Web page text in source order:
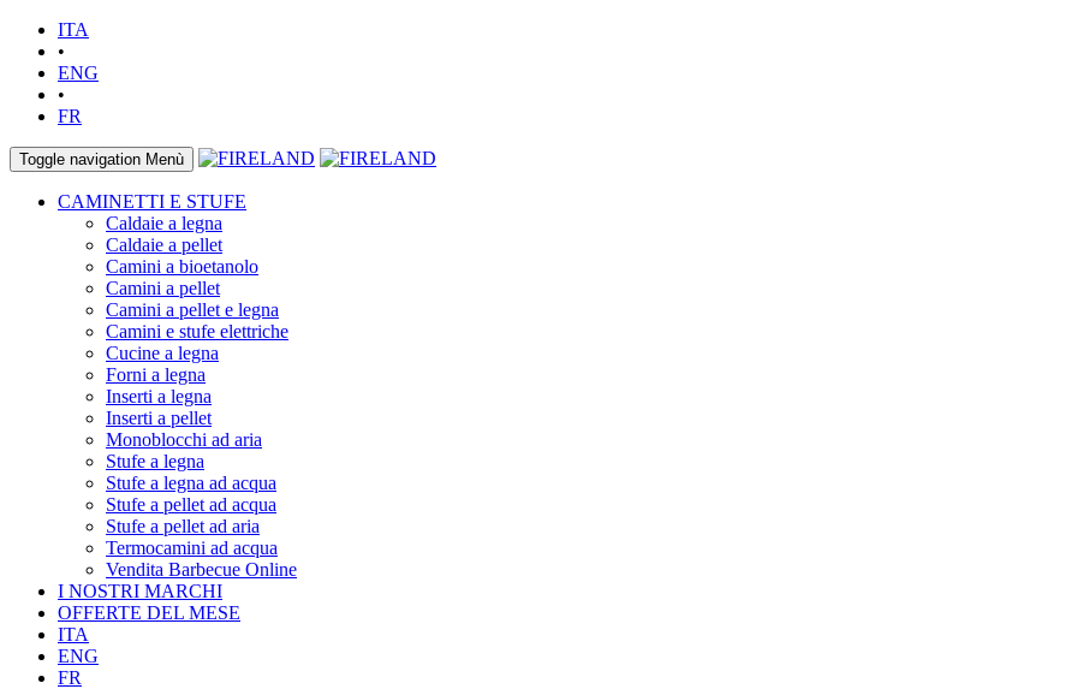
ITA
•
ENG
•
FR
Toggle navigation Menù
CAMINETTI E STUFE
Caldaie a legna
Caldaie a pellet
Camini a bioetanolo
Camini a pellet
Camini a pellet e legna
Camini e stufe elettriche
Cucine a legna
Forni a legna
Inserti a legna
Inserti a pellet
Monoblocchi ad aria
Stufe a legna
Stufe a legna ad acqua
Stufe a pellet ad acqua
Stufe a pellet ad aria
Termocamini ad acqua
Vendita Barbecue Online
I NOSTRI MARCHI
OFFERTE DEL MESE
ITA
ENG
FR